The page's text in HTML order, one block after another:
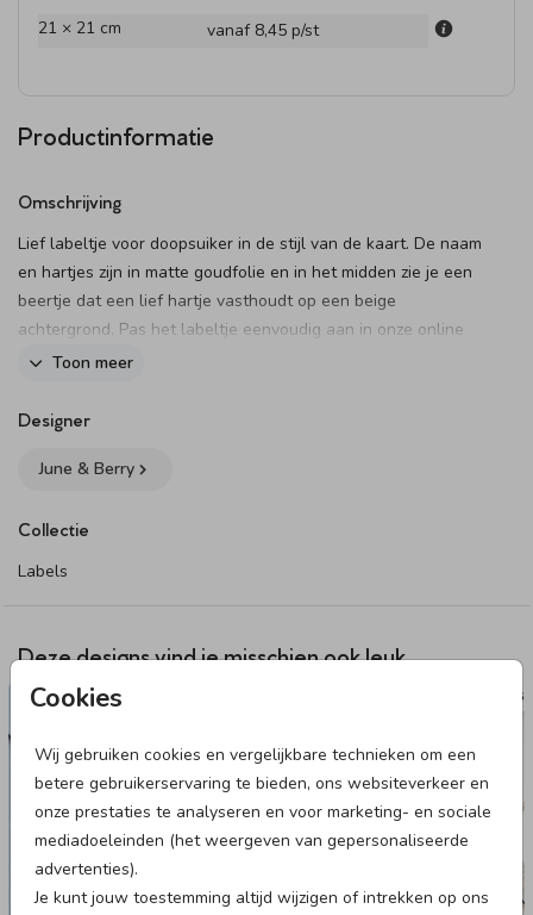
Cookies
Wij gebruiken cookies en vergelijkbare technieken om een
betere gebruikerservaring te bieden, ons websiteverkeer en
onze prestaties te analyseren en voor marketing- en sociale
mediadoeleinden (het weergeven van gepersonaliseerde
advertenties).
Je kunt jouw toestemming altijd wijzigen of intrekken op ons
21 × 21 cm vanaf 8,45 p/st
Productinformatie
Omschrijving
Lief labeltje voor doopsuiker in de stijl van de kaart. De naam
en hartjes zijn in matte goudfolie en in het midden zie je een
beertje dat een lief hartje vasthoudt op een beige
achtergrond. Pas het labeltje eenvoudig aan in onze online
editor.
Het label kan je doormiddel van een lief lintje, touwtje, of
vinden. Let op: omdat je kunt kiezen uit verschillende
van jouw voorkeur los bij het product. Wanneer je de
• 16 labels per vel.
• Papiersoort: coated karton.
Dit product maakt onderdeel uit vandeze set.
Toon meer
Designer
June & Berry
Collectie
Labels
Deze designs vind je misschien ook leuk